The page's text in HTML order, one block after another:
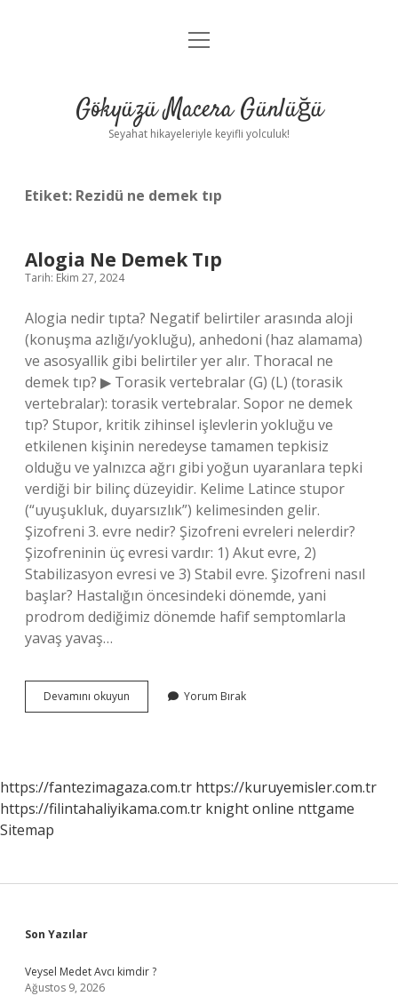
Anasayfa
Yasal Uyarı
menüyü
Gökyüzü Macera Günlüğü
Seyahat hikayeleriyle keyifli yolculuk!
Etiket: Rezidü ne demek tıp
Alogia Ne Demek Tıp
Tarih: Ekim 27, 2024
Alogia nedir tıpta? Negatif belirtiler arasında aloji
(konuşma azlığı/yokluğu), anhedoni (haz alamama)
ve asosyallik gibi belirtiler yer alır. Thoracal ne
demek tıp? ▶ Torasik vertebralar (G) (L) (torasik
vertebralar): torasik vertebralar. Sopor ne demek
tıp? Stupor, kritik zihinsel işlevlerin yokluğu ve
etkilenen kişinin neredeyse tamamen tepkisiz
olduğu ve yalnızca ağrı gibi yoğun uyaranlara tepki
verdiği bir bilinç düzeyidir. Kelime Latince stupor
(“uyuşukluk, duyarsızlık”) kelimesinden gelir.
Şizofreni 3. evre nedir? Şizofreni evreleri nelerdir?
Şizofreninin üç evresi vardır: 1) Akut evre, 2)
Stabilizasyon evresi ve 3) Stabil evre. Şizofreni nasıl
başlar? Hastalığın öncesindeki dönemde, yani
prodrom dediğimiz dönemde hafif semptomlarla
yavaş yavaş…
Devamını okuyun
Ne
Yorum Bırak
https://fantezimagaza.com.tr https://kuruyemisler.com.tr
https://filintahaliyikama.com.tr knight online nttgame
Sitemap
Sidebar
Son Yazılar
Veysel Medet Avcı kimdir ?
Ağustos 9, 2026